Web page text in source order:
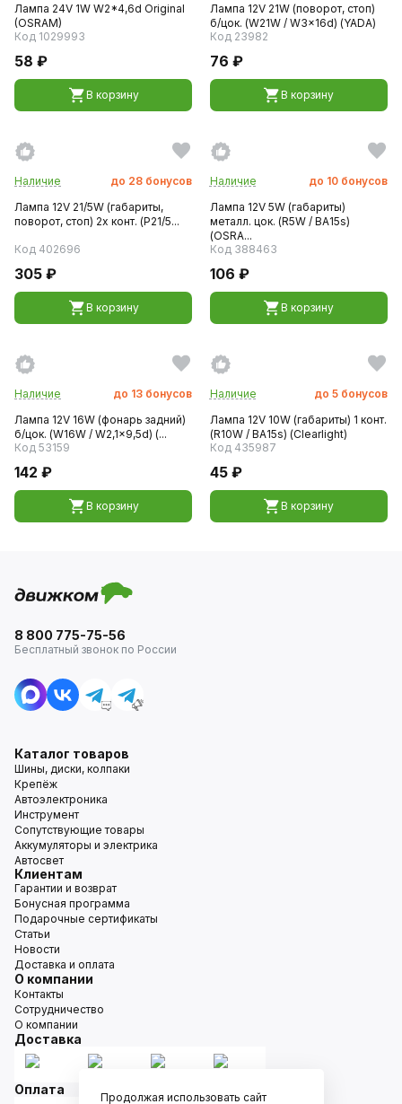
Лампа 24V 1W W2*4,6d Original
(OSRAM)
Код 1029993
58 ₽
В корзину
Лампа 12V 21W (поворот, стоп)
б/цок. (W21W / W3x16d) (YADA)
Код 23982
76 ₽
В корзину
Наличие до 28 бонусов
Лампа 12V 21/5W (габариты,
поворот, стоп) 2х конт. (P21/5...
Код 402696
305 ₽
В корзину
Наличие до 10 бонусов
Лампа 12V 5W (габариты)
металл. цок. (R5W / BA15s)
(OSRA...
Код 388463
106 ₽
В корзину
Наличие до 13 бонусов
Лампа 12V 16W (фонарь задний)
б/цок. (W16W / W2,1x9,5d) (...
Код 53159
142 ₽
В корзину
Наличие до 5 бонусов
Лампа 12V 10W (габариты) 1 конт.
(R10W / BA15s) (Clearlight)
Код 435987
45 ₽
В корзину
8 800 775-75-56
Бесплатный звонок по России
Каталог товаров
Шины, диски, колпаки
Крепёж
Автоэлектроника
Инструмент
Сопутствующие товары
Аккумуляторы и электрика
Автосвет
Клиентам
Гарантии и возврат
Бонусная программа
Подарочные сертификаты
Статьи
Новости
Доставка и оплата
О компании
Контакты
Сотрудничество
О компании
Доставка
Оплата
Продолжая использовать сайт